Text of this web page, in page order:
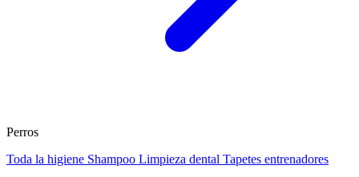
Perros
Toda la higiene Shampoo Limpieza dental Tapetes entrenadores